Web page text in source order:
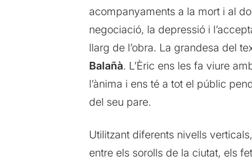
acompanyaments a la mort i al
negociació, la depressió i
llarg de l’obra. La grandesa del
Balañà. L’Èric ens les fa viure
l’ànima i ens té a tot el públic
del seu pare.
Utilitzant diferents nivells verticals,
entre els sorolls de la ciutat, els